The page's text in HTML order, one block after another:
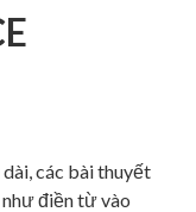
các bài thuyết
điền từ vào